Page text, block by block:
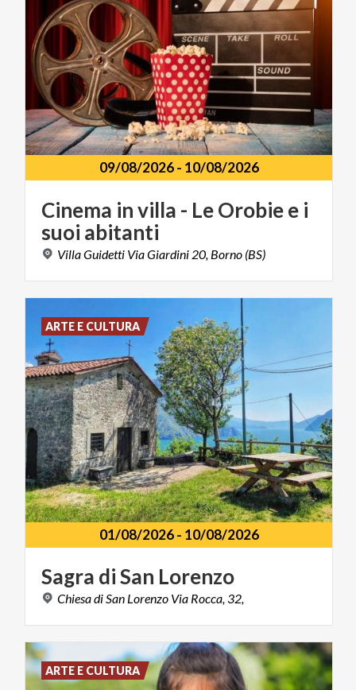
09/08/2026- 10/08/2026
Cinema invilla - LeOrobiee i
suoi abitanti
VillaGuidetti ViaGiardini 20, Borno (BS)
01/08/2026- 10/08/2026
Sagra diSan Lorenzo
ChiesadiSan Lorenzo Via Rocca,32,
ARTE E CULTURA
ARTE E CULTURA